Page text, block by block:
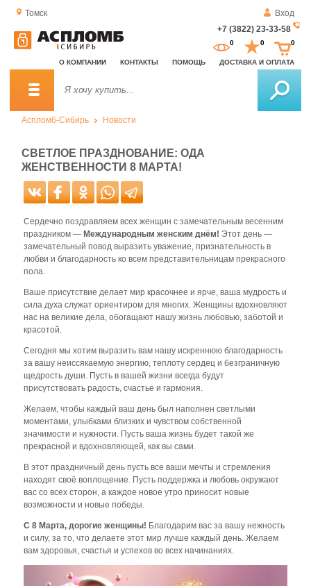
Томск
Вход
+7 (3822) 23-33-58
О КОМПАНИИ КОНТАКТЫ ПОМОЩЬ ДОСТАВКА И ОПЛАТА
0 0 0
Аспломб-Сибирь Новости
СВЕТЛОЕ ПРАЗДНОВАНИЕ: ОДА
ЖЕНСТВЕННОСТИ 8 МАРТА!
Сердечно поздравляем всех женщин с замечательным весенним
праздником — Международным женским днём! Этот день —
замечательный повод выразить уважение, признательность в
любви и благодарность ко всем представительницам прекрасного
пола.
Ваше присутствие делает мир красочнее и ярче, ваша мудрость и
сила духа служат ориентиром для многих. Женщины вдохновляют
нас на великие дела, обогащают нашу жизнь любовью, заботой и
красотой.
Сегодня мы хотим выразить вам нашу искреннюю благодарность
за вашу неиссякаемую энергию, теплоту сердец и безграничную
щедрость души. Пусть в вашей жизни всегда будут
присутствовать радость, счастье и гармония.
Желаем, чтобы каждый ваш день был наполнен светлыми
моментами, улыбками близких и чувством собственной
значимости и нужности. Пусть ваша жизнь будет такой же
прекрасной и вдохновляющей, как вы сами.
В этот праздничный день пусть все ваши мечты и стремления
находят своё воплощение. Пусть поддержка и любовь окружают
вас со всех сторон, а каждое новое утро приносит новые
возможности и новые победы.
С 8 Марта, дорогие женщины! Благодарим вас за вашу нежность
и силу, за то, что делаете этот мир лучше каждый день. Желаем
вам здоровья, счастья и успехов во всех начинаниях.